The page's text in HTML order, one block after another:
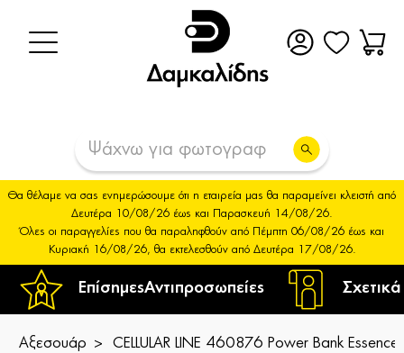
ΕπίσημεςΑντιπροσωπείες
Θα θέλαμε να σας ενημερώσουμε ότι η εταιρεία μας θα παραμείνει κλειστή από
Δευτέρα 10/08/26 έως και Παρασκευή 14/08/26.
Όλες οι παραγγελίες που θα παραληφθούν από Πέμπτη 06/08/26 έως και
Κυριακή 16/08/26, θα εκτελεσθούν από Δευτέρα 17/08/26.
Αξεσουάρ CELLULAR LINE 460876 Power Bank